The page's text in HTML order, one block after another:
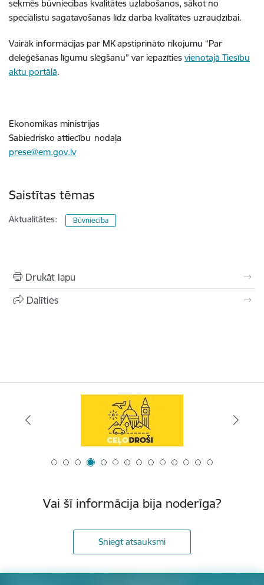
sekmēs būvniecības kvalitātes uzlabošanos, sākot no
speciālistu sagatavošanas līdz darba kvalitātes uzraudzībai.
Vairāk informācijas par MK apstiprināto rīkojumu “Par
deleģēšanas līgumu slēgšanu” var iepazīties vienotajā Tiesību
aktu portālā.
Ekonomikas ministrijas
Sabiedrisko attiecību nodaļa
prese@em.gov.lv
Saistītas tēmas
Aktualitātes: Būvniecība
Drukāt lapu
Dalīties
Vai šī informācija bija noderīga?
Sniegt atsauksmi